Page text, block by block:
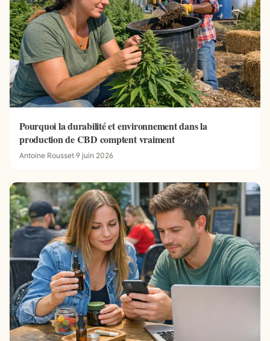
Pourquoi la durabilité et environnement dans la
production de CBD comptent vraiment
Antoine Rousset·9 juin 2026